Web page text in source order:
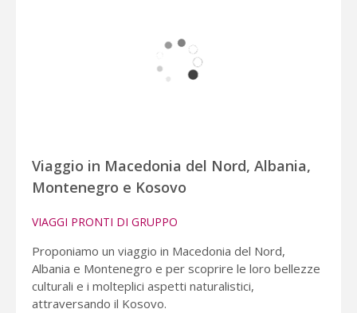
Viaggio in Macedonia del Nord, Albania,
Montenegro e Kosovo
VIAGGI PRONTI DI GRUPPO
Proponiamo un viaggio in Macedonia del Nord,
Albania e Montenegro e per scoprire le loro bellezze
culturali e i molteplici aspetti naturalistici,
attraversando il Kosovo.